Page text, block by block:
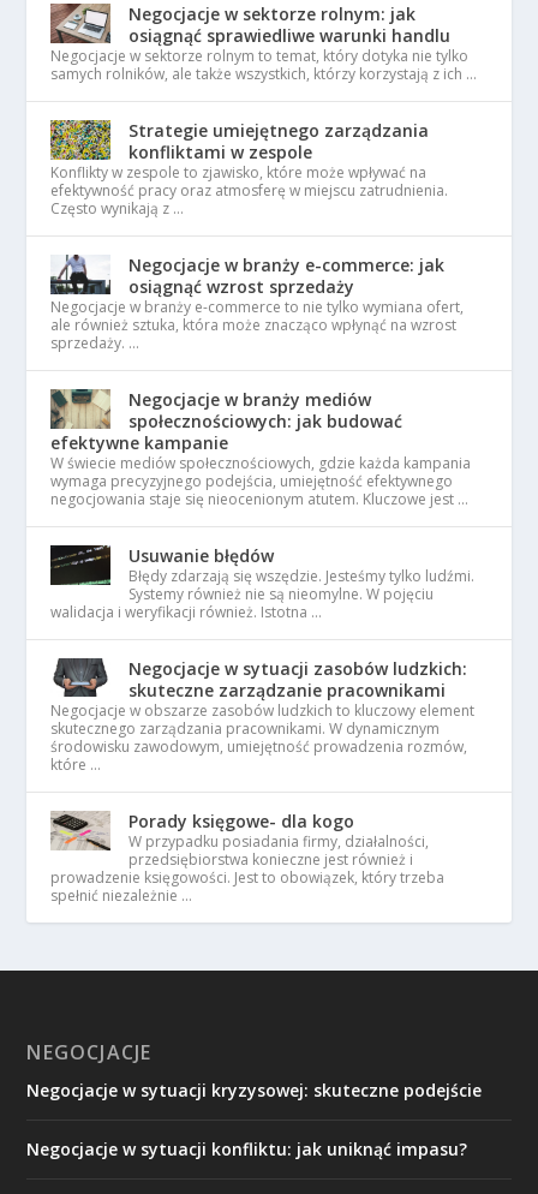
Negocjacje w sektorze rolnym: jak
osiągnąć sprawiedliwe warunki handlu
Negocjacje w sektorze rolnym to temat, który dotyka nie tylko
samych rolników, ale także wszystkich, którzy korzystają z ich …
Strategie umiejętnego zarządzania
konfliktami w zespole
Konflikty w zespole to zjawisko, które może wpływać na
efektywność pracy oraz atmosferę w miejscu zatrudnienia.
Często wynikają z …
Negocjacje w branży e-commerce: jak
osiągnąć wzrost sprzedaży
Negocjacje w branży e-commerce to nie tylko wymiana ofert,
ale również sztuka, która może znacząco wpłynąć na wzrost
sprzedaży. …
Negocjacje w branży mediów
społecznościowych: jak budować
efektywne kampanie
W świecie mediów społecznościowych, gdzie każda kampania
wymaga precyzyjnego podejścia, umiejętność efektywnego
negocjowania staje się nieocenionym atutem. Kluczowe jest …
Usuwanie błędów
Błędy zdarzają się wszędzie. Jesteśmy tylko ludźmi.
Systemy również nie są nieomylne. W pojęciu
walidacja i weryfikacji również. Istotna …
Negocjacje w sytuacji zasobów ludzkich:
skuteczne zarządzanie pracownikami
Negocjacje w obszarze zasobów ludzkich to kluczowy element
skutecznego zarządzania pracownikami. W dynamicznym
środowisku zawodowym, umiejętność prowadzenia rozmów,
które …
Porady księgowe- dla kogo
W przypadku posiadania firmy, działalności,
przedsiębiorstwa konieczne jest również i
prowadzenie księgowości. Jest to obowiązek, który trzeba
spełnić niezależnie …
NEGOCJACJE
Negocjacje w sytuacji kryzysowej: skuteczne podejście
Negocjacje w sytuacji konfliktu: jak uniknąć impasu?